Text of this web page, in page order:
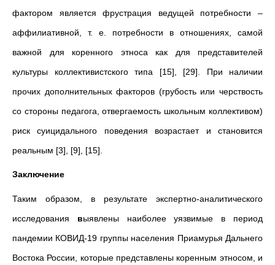
фактором является фрустрация ведущей потребности –
аффилиативной, т. е. потребности в отношениях, самой
важной для коренного этноса как для представителей
культуры коллективистского типа [15], [29]. При наличии
прочих дополнительных факторов (грубость или черствость
со стороны педагога, отвергаемость школьным коллективом)
риск суицидального поведения возрастает и становится
реальным [3], [9], [15].
Заключение
Таким образом, в результате экспертно-аналитического
исследования выявлены наиболее уязвимые в период
пандемии КОВИД-19 группы населения Приамурья Дальнего
Востока России, которые представлены коренным этносом, и